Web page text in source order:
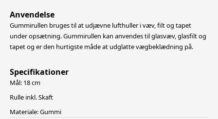
Anvendelse
Gummirullen bruges til at udjævne lufthuller i væv, filt og tapet
under opsætning. Gummirullen kan anvendes til glasvæv, glasfilt og
tapet og er den hurtigste måde at udglatte vægbeklædning på.
Specifikationer
Mål: 18 cm
Rulle inkl. Skaft
Materiale: Gummi